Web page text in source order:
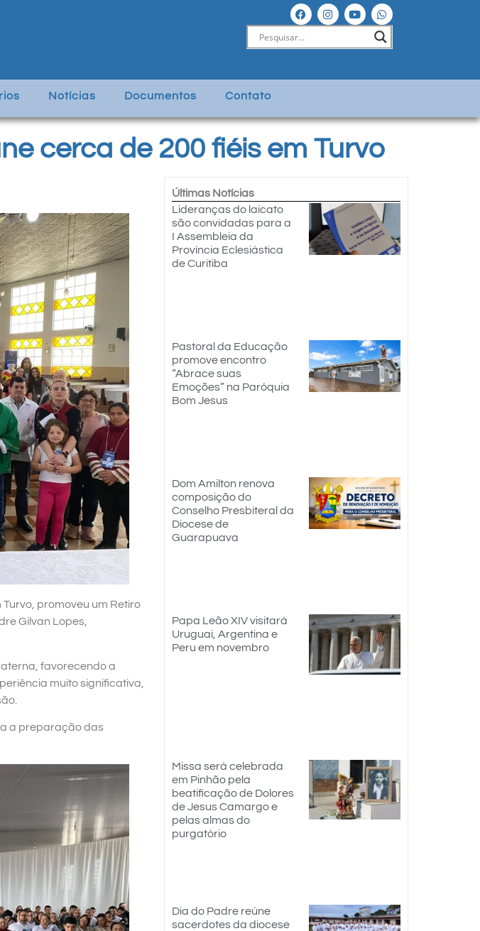
Notícias Documentos Contato
cerca de 200 fiéis em Turvo
promoveu um Retiro
Gilvan Lopes,
favorecendo a
muito significativa,
a preparação das
Últimas Notícias
Lideranças do laicato
são convidadas para a
I Assembleia da
Província Eclesiástica
de Curitiba
Pastoral da Educação
promove encontro
“Abrace suas
Emoções” na Paróquia
Bom Jesus
Dom Amilton renova
composição do
Conselho Presbiteral da
Diocese de
Guarapuava
Papa Leão XIV visitará
Uruguai, Argentina e
Peru em novembro
Missa será celebrada
em Pinhão pela
beatificação de Dolores
de Jesus Camargo e
pelas almas do
purgatório
Dia do Padre reúne
sacerdotes da diocese